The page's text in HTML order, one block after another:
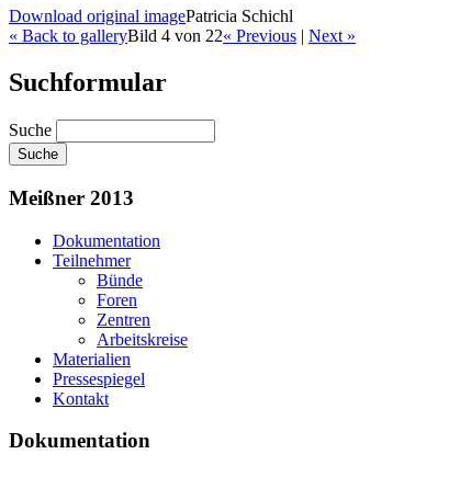
Download original imagePatricia Schichl
« Back to galleryBild 4 von 22« Previous Next »
Suchformular
Suche
Meißner 2013
Dokumentation
Teilnehmer
Bünde
Foren
Zentren
Arbeitskreise
Materialien
Pressespiegel
Kontakt
Dokumentation